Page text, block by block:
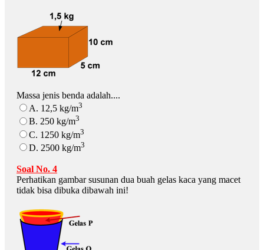
Massa jenis benda adalah....
A. 12,5 kg/m3
B. 250 kg/m3
C. 1250 kg/m3
D. 2500 kg/m3
Soal No. 4
Perhatikan gambar susunan dua buah gelas kaca yang macet
tidak bisa dibuka dibawah ini!